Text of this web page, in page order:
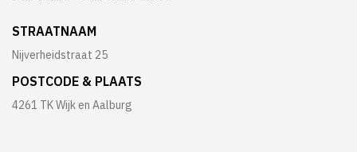
STRAATNAAM
Nijverheidstraat 25
POSTCODE & PLAATS
4261 TK Wijk en Aalburg